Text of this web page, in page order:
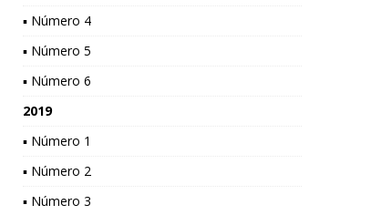
▪ Número 4
▪ Número 5
▪ Número 6
2019
▪ Número 1
▪ Número 2
▪ Número 3